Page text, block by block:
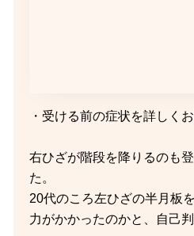
・受ける前の症状を詳しく
右ひざが階段を降りるのも
た。
20代のころ左ひざの半月板
力がかかったのかと、自己